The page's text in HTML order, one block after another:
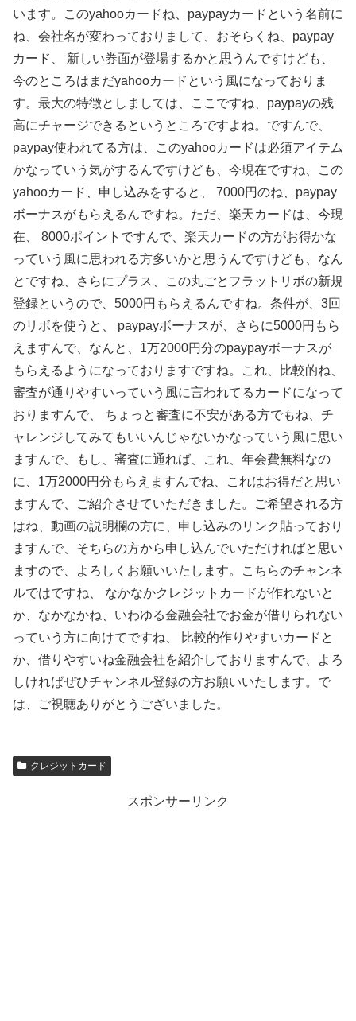
います。このyahooカードね、paypayカードという名前に
ね、会社名が変わっておりまして、おそらくね、paypay
カード、 新しい券面が登場するかと思うんですけども、
今のところはまだyahooカードという風になっておりま
す。最大の特徴としましては、ここですね、paypayの残
高にチャージできるというところですよね。ですんで、
paypay使われてる方は、このyahooカードは必須アイテム
かなっていう気がするんですけども、今現在ですね、この
yahooカード、申し込みをすると、 7000円のね、paypay
ボーナスがもらえるんですね。ただ、楽天カードは、今現
在、 8000ポイントですんで、楽天カードの方がお得かな
っていう風に思われる方多いかと思うんですけども、なん
とですね、さらにプラス、この丸ごとフラットリボの新規
登録というので、5000円もらえるんですね。条件が、3回
のリボを使うと、 paypayボーナスが、さらに5000円もら
えますんで、なんと、1万2000円分のpaypayボーナスが
もらえるようになっておりますですね。これ、比較的ね、
審査が通りやすいっていう風に言われてるカードになって
おりますんで、 ちょっと審査に不安がある方でもね、チ
ャレンジしてみてもいいんじゃないかなっていう風に思い
ますんで、もし、審査に通れば、これ、年会費無料なの
に、1万2000円分もらえますんでね、これはお得だと思い
ますんで、ご紹介させていただきました。ご希望される方
はね、動画の説明欄の方に、申し込みのリンク貼っており
ますんで、そちらの方から申し込んでいただければと思い
ますので、よろしくお願いいたします。こちらのチャンネ
ルではですね、 なかなかクレジットカードが作れないと
か、なかなかね、いわゆる金融会社でお金が借りられない
っていう方に向けてですね、 比較的作りやすいカードと
か、借りやすいね金融会社を紹介しておりますんで、よろ
しければぜひチャンネル登録の方お願いいたします。で
は、ご視聴ありがとうございました。
クレジットカード
スポンサーリンク